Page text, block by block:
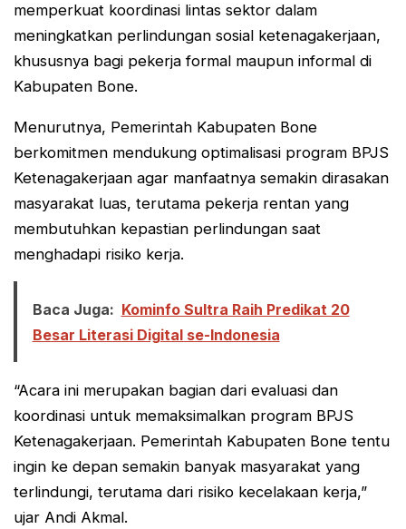
memperkuat koordinasi lintas sektor dalam
meningkatkan perlindungan sosial ketenagakerjaan,
khususnya bagi pekerja formal maupun informal di
Kabupaten Bone.
Menurutnya, Pemerintah Kabupaten Bone
berkomitmen mendukung optimalisasi program BPJS
Ketenagakerjaan agar manfaatnya semakin dirasakan
masyarakat luas, terutama pekerja rentan yang
membutuhkan kepastian perlindungan saat
menghadapi risiko kerja.
Baca Juga: Kominfo Sultra Raih Predikat 20
Besar Literasi Digital se-Indonesia
“Acara ini merupakan bagian dari evaluasi dan
koordinasi untuk memaksimalkan program BPJS
Ketenagakerjaan. Pemerintah Kabupaten Bone tentu
ingin ke depan semakin banyak masyarakat yang
terlindungi, terutama dari risiko kecelakaan kerja,”
ujar Andi Akmal.